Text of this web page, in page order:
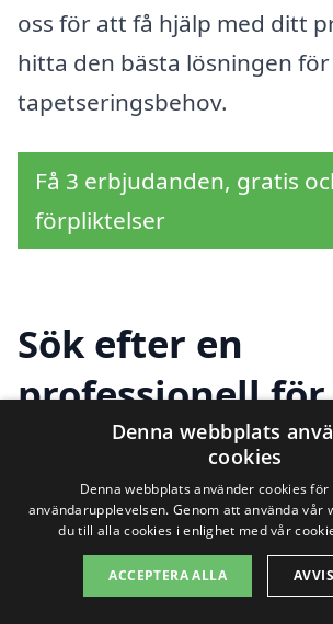
oss för att få hjälp med ditt
hitta den bästa lösningen
tapetseringsbehov.
Få 3 erbjudanden, gratis
förpliktelser
Sök efter en
professionell för
tapetsering i
städer nära
Letar du efter hjälp med
Denna webbplats
cookies
Denna webbplats använder cookies
användarupplevelsen. Genom att använda vår
du till alla cookies i enlighet med vår
ACCEPTERA ALLA